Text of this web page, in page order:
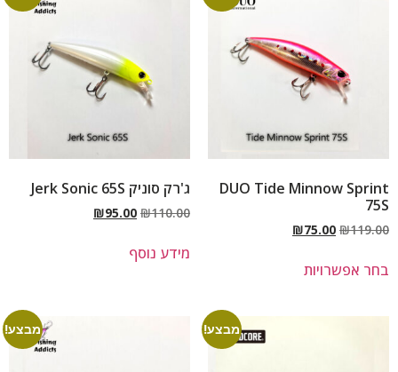
DUO Tide Minnow Sprint
75S
₪119.00
₪75.00
בחר אפשרויות
ג'רק סוניק Jerk Sonic 65S
₪110.00
₪95.00
מידע נוסף
מבצע! מבצע!